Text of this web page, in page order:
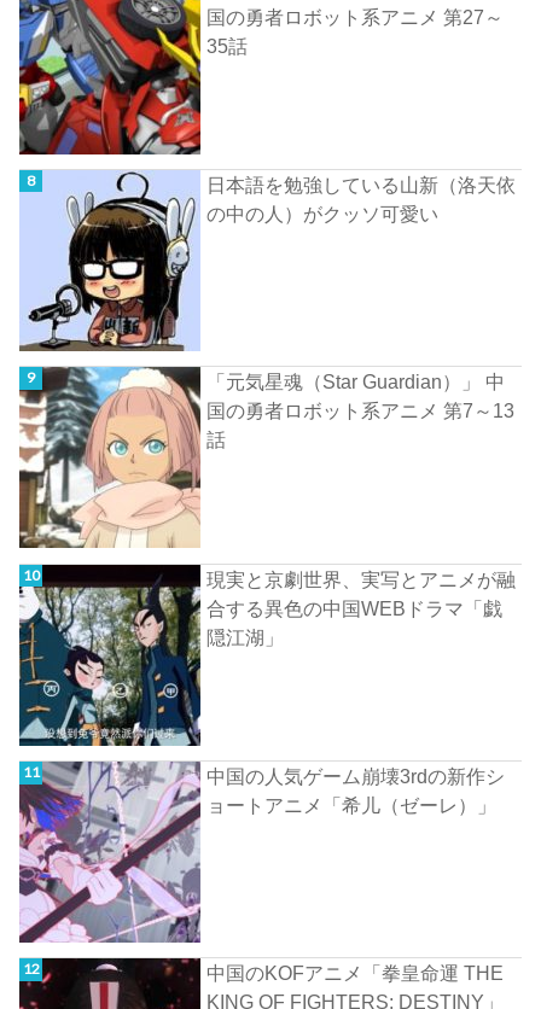
国の勇者ロボット系アニメ 第27～
35話
日本語を勉強している山新（洛天依
の中の人）がクッソ可愛い
「元気星魂（Star Guardian）」 中
国の勇者ロボット系アニメ 第7～13
話
現実と京劇世界、実写とアニメが融
合する異色の中国WEBドラマ「戯
隠江湖」
中国の人気ゲーム崩壊3rdの新作シ
ョートアニメ「希儿（ゼーレ）」
中国のKOFアニメ「拳皇命運 THE
KING OF FIGHTERS: DESTINY」